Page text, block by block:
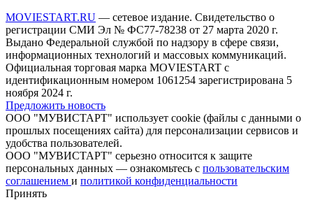
MOVIESTART.RU — сетевое издание. Свидетельство о
регистрации СМИ Эл № ФС77-78238 от 27 марта 2020 г.
Выдано Федеральной службой по надзору в сфере связи,
информационных технологий и массовых коммуникаций.
Официальная торговая марка MOVIESTART с
идентификационным номером 1061254 зарегистрирована 5
ноября 2024 г.
Предложить новость
ООО "МУВИСТАРТ" использует cookie (файлы с данными о
прошлых посещениях сайта) для персонализации сервисов и
удобства пользователей.
ООО "МУВИСТАРТ" серьезно относится к защите
персональных данных — ознакомьтесь с пользовательским
соглашением и политикой конфиденциальности
Принять